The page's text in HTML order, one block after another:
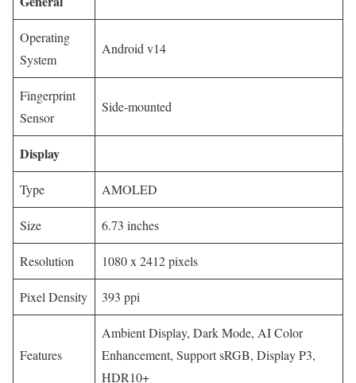
Operating
System
Android v14
Fingerprint
Sensor
Side-mounted
Display
Type AMOLED
Size 6.73 inches
Resolution 1080 x 2412 pixels
Pixel Density 393 ppi
Features
Ambient Display, Dark Mode, AI Color
Enhancement, Support sRGB, Display P3,
HDR10+